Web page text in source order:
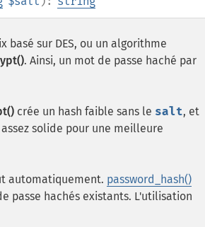
basé sur DES, ou un algorithme
. Ainsi, un mot de passe haché par
crée un hash faible sans le salt, et
solide pour une meilleure
automatiquement. password_hash()
passe hachés existants. L'utilisation